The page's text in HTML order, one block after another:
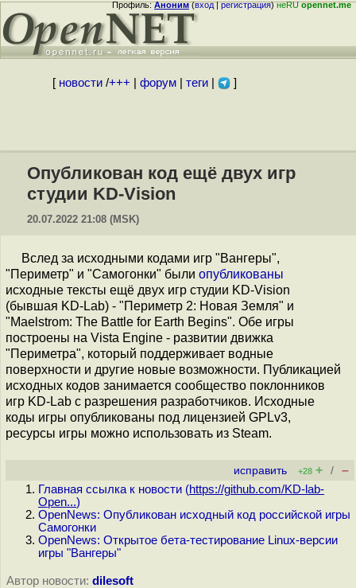
Профиль:Аноним(вход|регистрация)неRUopennet.me
[ новости/+++ форум| теги| ]
Опубликован код ещё двух игр
студии KD-Vision
20.07.2022 21:08 (MSK)
Вслед за исходными кодами игр "Вангеры",
"Периметр" и "Самогонки" были опубликованы
исходные тексты ещё двух игр студии KD-Vision
(бывшая KD-Lab) - "Периметр 2: Новая Земля" и
"Maelstrom: The Battle for Earth Begins". Обе игры
построены на Vista Engine - развитии движка
"Периметра", который поддерживает водные
поверхности и другие новые возможности. Публикацией
исходных кодов занимается сообщество поклонников
игр KD-Lab с разрешения разработчиков. Исходные
коды игры опубликованы под лицензией GPLv3,
ресурсы игры можно использовать из Steam.
исправить +28 + / –
Главная ссылка к новости (https://github.com/KD-lab-
Open...)
OpenNews: Опубликован исходный код российской игры
Самогонки
OpenNews: Открытое бета-тестирование Linux-версии
игры "Вангеры"
Автор новости: dilesoft